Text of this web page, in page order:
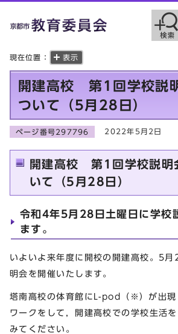
現在位置： 表示
開建高校 第1回学校説
ついて（5月28日）
ページ番号297796 2022年5月2日
開建高校 第1回学校説明
いて（5月28日）
令和4年5月28日土曜日に学校
ます。
いよいよ来年度に開校の開建高校。5
明会を開催いたします。
塔南高校の体育館にL-pod（※）が出現
ワークをして，開建高校での学校生活
みてください。